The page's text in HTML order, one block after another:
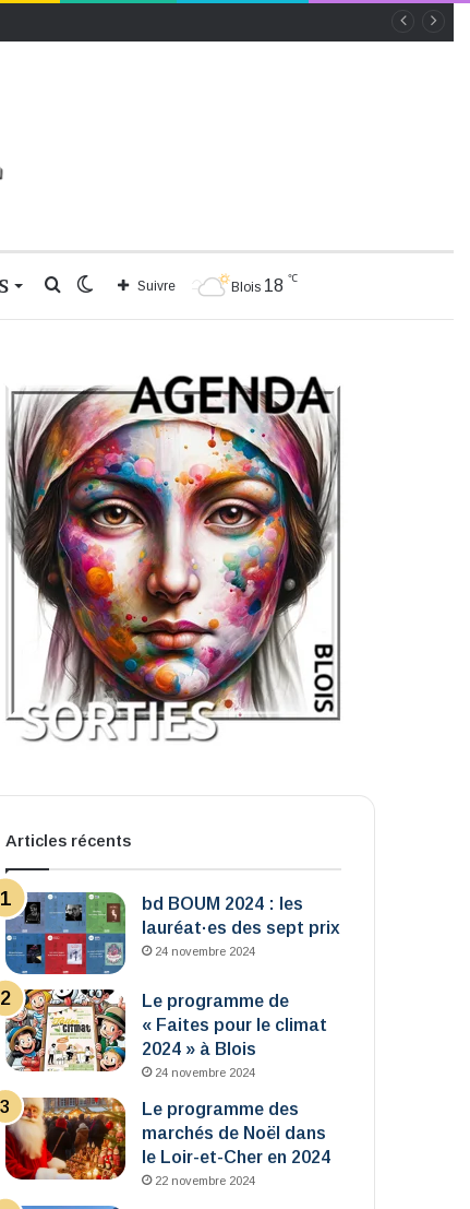
Blois 18 ℃
Suivre
Switch
Rechercher
Articles récents
bd BOUM 2024 : les
lauréat·es des sept prix
24 novembre 2024
Le programme de
« Faites pour le climat
2024 » à Blois
24 novembre 2024
Le programme des
marchés de Noël dans
le Loir-et-Cher en 2024
22 novembre 2024